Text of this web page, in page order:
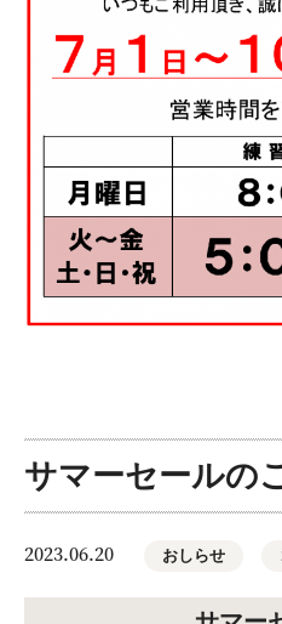
サマーセールの
2023.06.20 おしらせ